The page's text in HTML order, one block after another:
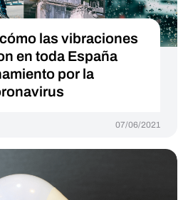
las vibraciones
en toda España
por la
07/06/2021